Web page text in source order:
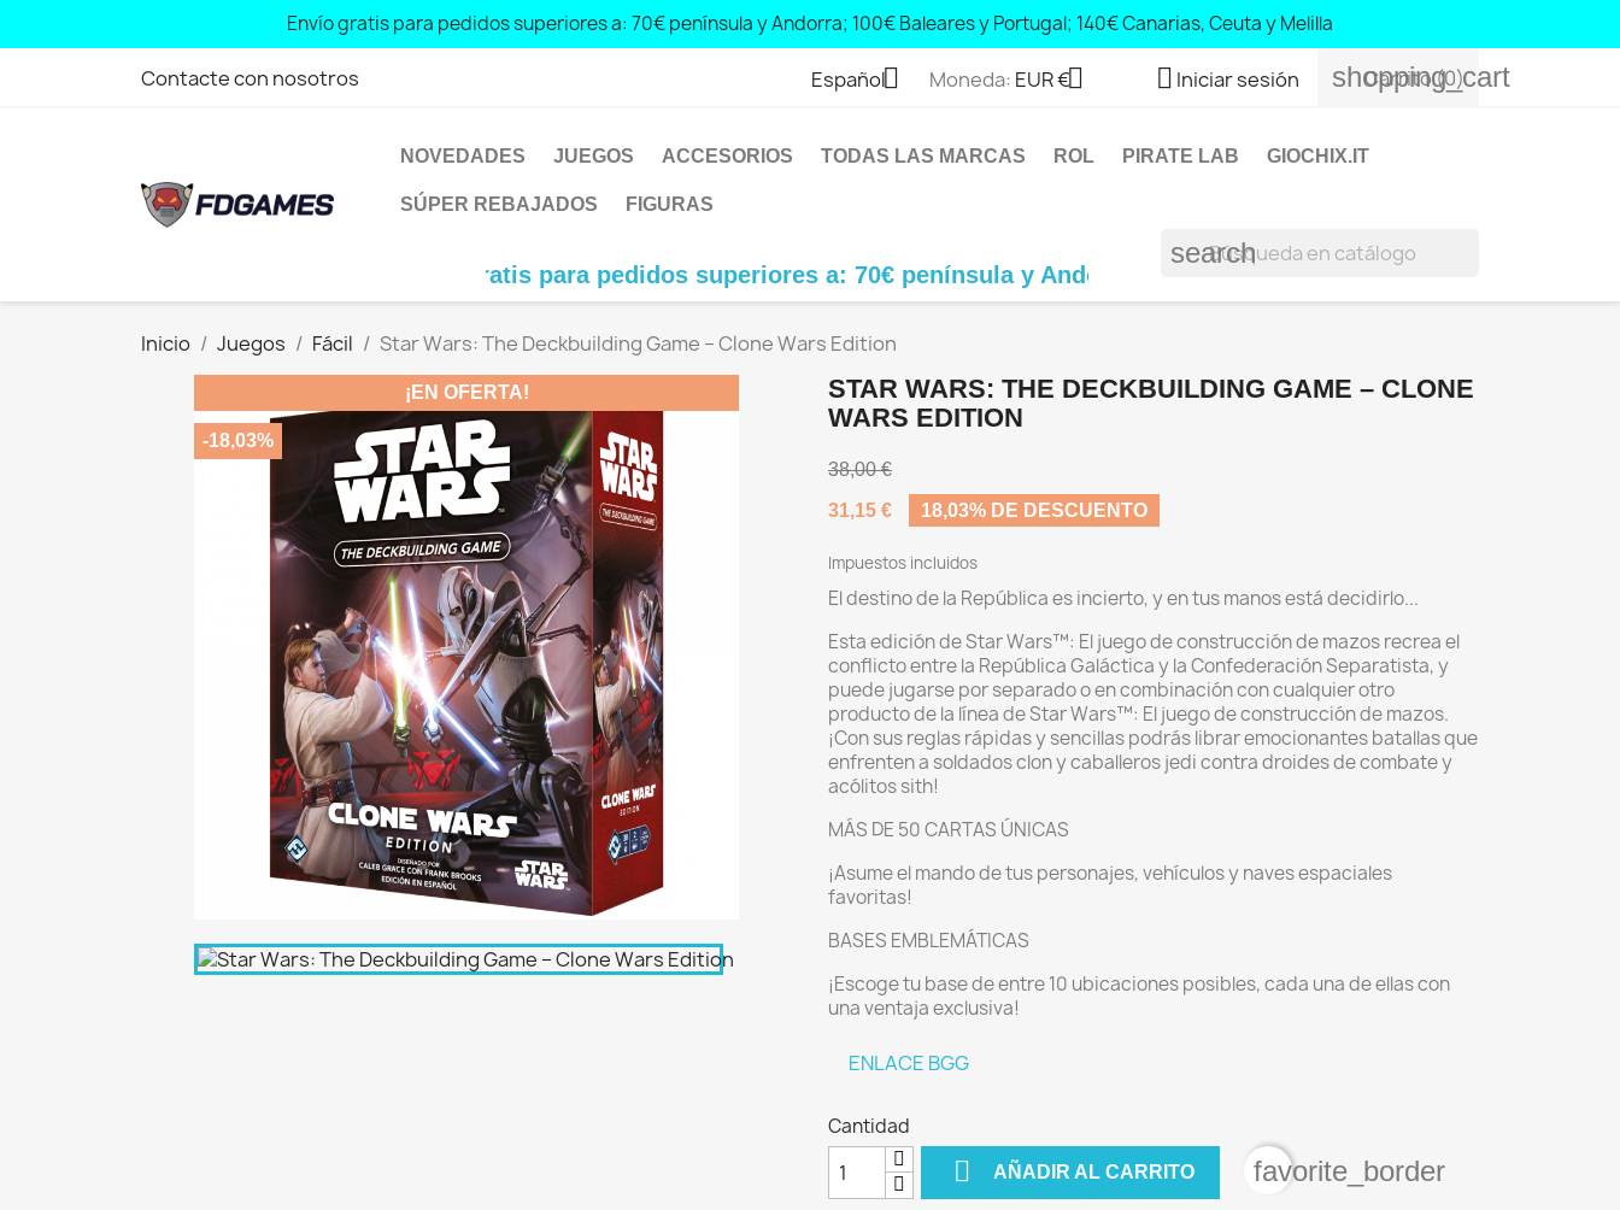
Envío gratis para pedidos superiores a: 70€ península y Andorra; 100€ Baleares y Portugal; 140€ Canarias, Ceuta y Melilla
Free shipping for orders over: € 70 peninsula and Andorra; € 100 Balearic Islands and Portugal; € 140 Canary Islands, Ceuta and Melilla
Contacte con nosotros Español Moneda: EUR €  Iniciar sesión shopping_cart
Carrito(0)
NOVEDADES JUEGOS ACCESORIOS TODAS LAS MARCAS ROL PIRATE LAB GIOCHIX.IT
SÚPER REBAJADOS FIGURAS
search
Envío gratis para pedidos superiores a: 70€ península y Andorra; 100€ Baleares y Portugal; 140€ Canarias, Ceuta
Inicio Juegos Fácil Star Wars: The Deckbuilding Game – Clone Wars Edition
¡EN OFERTA!
-18,03%
STAR WARS: THE DECKBUILDING GAME – CLONE
WARS EDITION
38,00 €
31,15 €
18,03% DE DESCUENTO
Impuestos incluidos
El destino de la República es incierto, y en tus manos está decidirlo...
Esta edición de Star Wars™: El juego de construcción de mazos recrea el
conflicto entre la República Galáctica y la Confederación Separatista, y
puede jugarse por separado o en combinación con cualquier otro
producto de la línea de Star Wars™: El juego de construcción de mazos.
¡Con sus reglas rápidas y sencillas podrás librar emocionantes batallas que
enfrenten a soldados clon y caballeros jedi contra droides de combate y
acólitos sith!
MÁS DE 50 CARTAS ÚNICAS
¡Asume el mando de tus personajes, vehículos y naves espaciales
favoritas!
BASES EMBLEMÁTICAS
¡Escoge tu base de entre 10 ubicaciones posibles, cada una de ellas con
una ventaja exclusiva!
ENLACE BGG
Cantidad
 AÑADIR AL CARRITO favorite_border